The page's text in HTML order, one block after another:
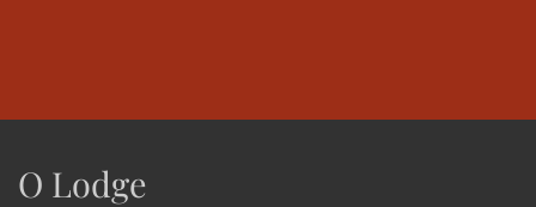
O Lodge